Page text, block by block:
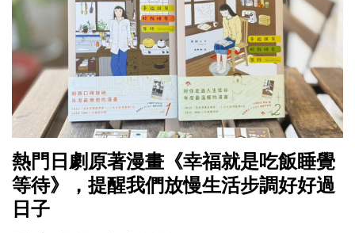
熱門日劇原著漫畫《幸福就是吃飯睡覺
等待》，提醒我們放慢生活步調好好過
日子